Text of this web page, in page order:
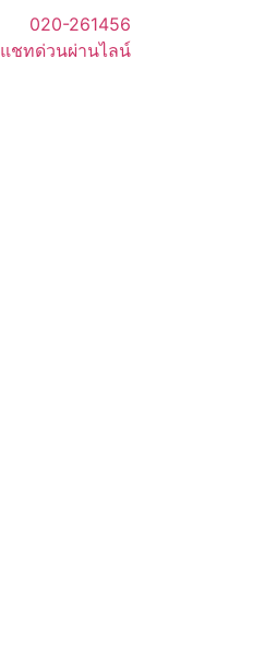
020-261456
แชทด่วนผ่านไลน์